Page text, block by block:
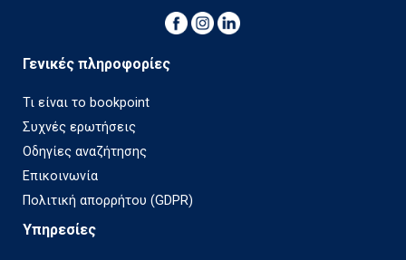
Γενικές πληροφορίες
Τι είναι το bookpoint
Συχνές ερωτήσεις
Οδηγίες αναζήτησης
Επικοινωνία
Πολιτική απορρήτου (GDPR)
Υπηρεσίες